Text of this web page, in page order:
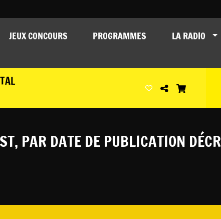
JEUX CONCOURS PROGRAMMES LA RADIO
PAR DATE DE PUBLICATION